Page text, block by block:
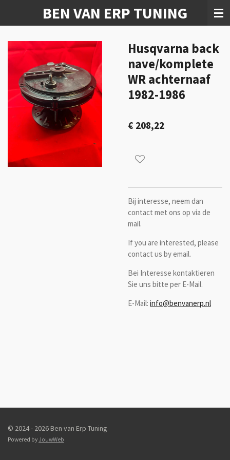
de
hoofdinhoud
BEN VAN ERP TUNING
Husqvarna back
nave/komplete
WR achternaaf
1982-1986
€ 208,22
Bij interesse, neem dan
contact met ons op via de
mail.
If you are interested, please
contact us by email.
Bei Interesse kontaktieren
Sie uns bitte per E-Mail.
E-Mail: info@benvanerp.nl
© 2024 - 2026 Ben van Erp Tuning
Powered by JouwWeb